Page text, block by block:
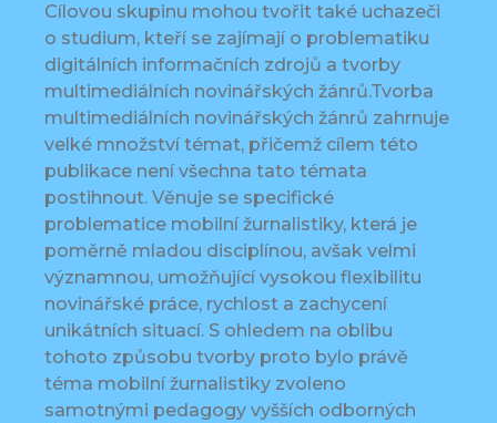
Cílovou skupinu mohou tvořit také uchazeči
o studium, kteří se zajímají o problematiku
digitálních informačních zdrojů a tvorby
multimediálních novinářských žánrů.Tvorba
multimediálních novinářských žánrů zahrnuje
velké množství témat, přičemž cílem této
publikace není všechna tato témata
postihnout. Věnuje se specifické
problematice mobilní žurnalistiky, která je
poměrně mladou disciplínou, avšak velmi
významnou, umožňující vysokou flexibilitu
novinářské práce, rychlost a zachycení
unikátních situací. S ohledem na oblibu
tohoto způsobu tvorby proto bylo právě
téma mobilní žurnalistiky zvoleno
samotnými pedagogy vyšších odborných